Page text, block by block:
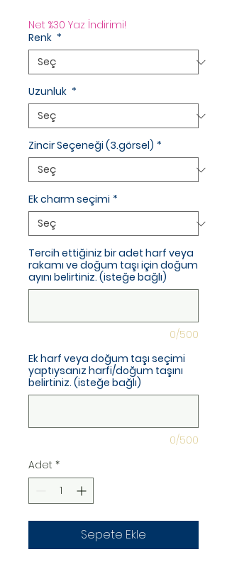
Net %30 Yaz İndirimi!
Renk *
Uzunluk *
Zincir Seçeneği (3.görsel) *
Ek charm seçimi *
Tercih ettiğiniz bir adet harf veya
rakamı ve doğum taşı için doğum
ayını belirtiniz. (isteğe bağlı)
0/500
Ek harf veya doğum taşı seçimi
yaptıysanız harfi/doğum taşını
belirtiniz. (isteğe bağlı)
0/500
Adet *
Sepete Ekle